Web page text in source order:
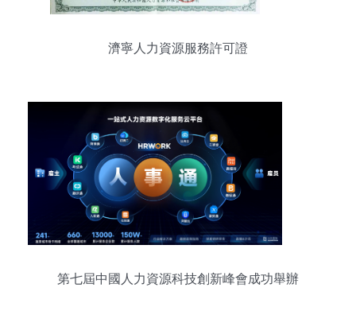
濟寧人力資源服務許可證
第七屆中國人力資源科技創新峰會成功舉辦